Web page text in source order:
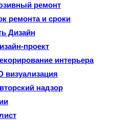
ремонт
ремонта и сроки
Дизайн
проект
интерьера
визуализация
надзор